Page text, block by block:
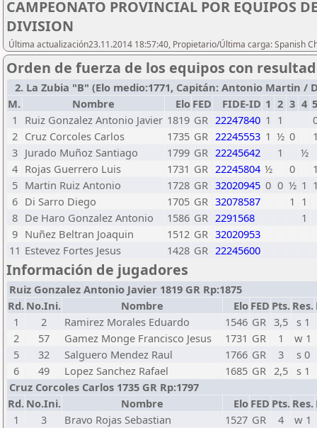
CAMPEONATO PROVINCIAL POR EQUIPOS
DIVISION
Última actualización23.11.2014 18:57:40, Propietario/Última carga: Spanish
Orden de fuerza de los equipos con
2. La Zubia "B" (Elo medio:1771, Capitán: Antonio Martin /
M.
Nombre Elo FED FIDE-ID 1 2 3 4
1
Ruiz Gonzalez Antonio Javier 1819 GR 22247840 1 1
2 Cruz Corcoles Carlos 1735 GR 22245553 1 ½ 0
3 Jurado Muñoz Santiago 1799 GR 22245642 1
½
4 Rojas Guerrero Luis 1731 GR 22245804 ½ 0
5 Martin Ruiz Antonio 1728 GR 32020945 0 0 ½ 1
6 Di Sarro Diego 1705 GR 32078587 1 1
8 De Haro Gonzalez Antonio 1586 GR 2291568
1
9 Nuñez Beltran Joaquin 1512 GR 32020953
11 Estevez Fortes Jesus 1428 GR 22245600
Información de jugadores
Ruiz Gonzalez Antonio Javier 1819 GR Rp:1875
Rd. No.Ini. Nombre Elo FED Pts. Res.
1
2 Ramirez Morales Eduardo 1546 GR 3,5
s 1
2
57 Gamez Monge Francisco Jesus 1731 GR 1
w 1
5
32 Salguero Mendez Raul 1766 GR 3
s 0
6
49 Lopez Sanchez Rafael 1685 GR 2,5 s 1
Cruz Corcoles Carlos 1735 GR Rp:1797
Rd. No.Ini. Nombre Elo FED Pts. Res.
1
3 Bravo Rojas Sebastian 1527 GR 4
w 1